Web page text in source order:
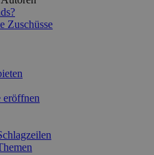
Zuschüsse
eröffnen